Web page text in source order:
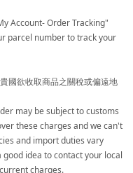
Account- Order Tracking"
parcel number to track your
國欲收取商品之關稅或偏遠地
may be subject to customs
these charges and we can't
and import duties vary
idea to contact your local
charges.